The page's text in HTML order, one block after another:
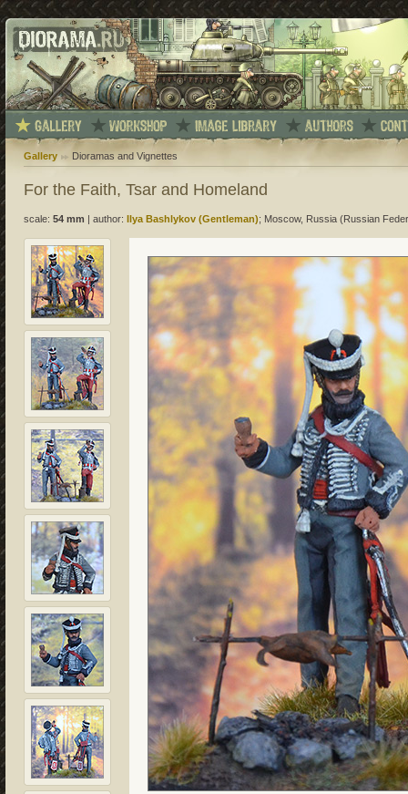
Gallery Dioramas and Vignettes
For the Faith, Tsar and Homeland
scale: 54 mm author: Ilya Bashlykov (Gentleman); Moscow, Russia (Russian